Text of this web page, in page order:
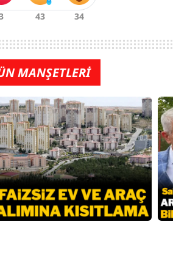
MANŞETLERİ